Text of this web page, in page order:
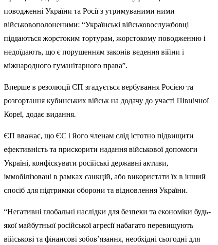
поводженні України та Росії з утримуваними ними
військовополоненими: “Українські військовослужбовці
піддаються жорстоким тортурам, жорстокому поводженню і
недоїдають, що є порушенням законів ведення війни і
міжнародного гуманітарного права”.
Вперше в резолюції ЄП згадується вербування Росією та
розгортання кубинських військ на додачу до участі Північної
Кореї, додає видання.
ЄП вважає, що ЄС і його членам слід істотно підвищити
ефективність та прискорити надання військової допомоги
Україні, конфіскувати російські державні активи,
іммобілізовані в рамках санкцій, або використати їх в інший
спосіб для підтримки оборони та відновлення України.
“Негативні глобальні наслідки для безпеки та економіки будь-
якої майбутньої російської агресії набагато перевищують
військові та фінансові зобов’язання, необхідні сьогодні для